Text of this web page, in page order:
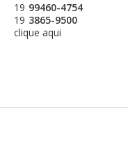
19 99460-4754
19 3865-9500
clique aqui